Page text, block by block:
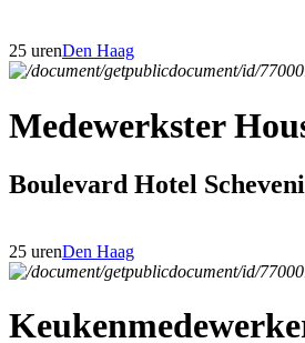
25 urenDen Haag
Medewerkster
Boulevard Hotel
25 urenDen Haag